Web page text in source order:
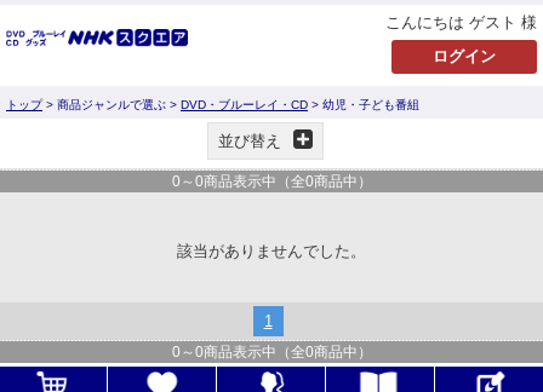
こんにちは ゲスト 様
トップ> 商品ジャンルで選ぶ > DVD・ブルーレイ・CD > 幼児・子ども番組
並び替え
0 ～ 0商品表示中（全0商品中）
該当がありませんでした。
1
0 ～ 0商品表示中（全0商品中）